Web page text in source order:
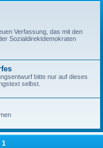
Verfassung, das mit den
Sozialdirektdemokraten
bitte nur auf dieses
selbst.
1